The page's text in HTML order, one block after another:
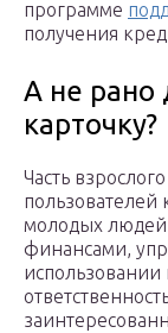
программе
получения
А не рано
карточку?
Часть
молодых людей
финансами,
использовании